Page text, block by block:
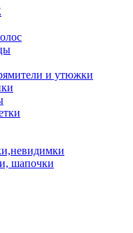
и утюжки
шапочки